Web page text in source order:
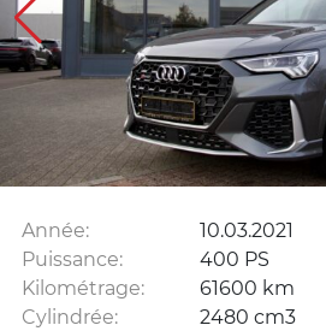
Année:
10.03.2021
Puissance:
400 PS
Kilométrage:
61600 km
Cylindrée:
2480 cm3